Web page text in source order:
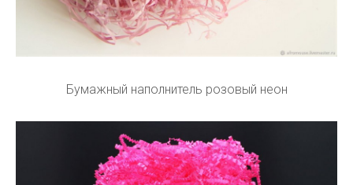
Бумажный наполнитель розовый неон